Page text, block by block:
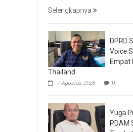
Selengkapnya
DPRD
Voice
Empat
Thailand
7 Agustus 2026 0
Yuga
PDAM